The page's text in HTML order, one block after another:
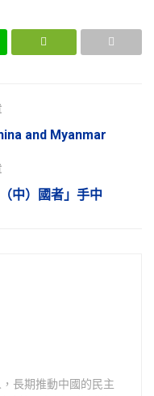
and Myanmar
中）國者」手中
長期推動中國的民主